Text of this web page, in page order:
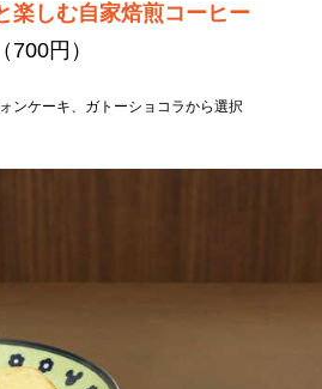
楽しむ自家焙煎コーヒー
円）
ンケーキ、ガトーショコラから選択